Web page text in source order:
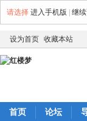
请选择 进入手机版 继
设为首页 收藏本站
首页 论坛